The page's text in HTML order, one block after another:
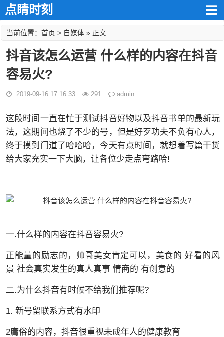
点睛时刻
当前位置： 首页 > 自媒体 » 正文
抖音该怎么运营 什么样的内容在抖音
容易火?
2019-09-16 17:16:33 291 admin
这段时间一直在忙于测试抖音好物以及抖音书单的最新玩
法，这期间也烧了不少的号，但是好歹功夫不负有心人，
终于摸到门道了哈哈哈，今天有点时间，就想着写篇干货
给大家充实一下大脑，让各位少走点弯路哈!
一.什么样的内容在抖音容易火?
正能量的励志的，帅哥美女肯定可以，美食的 好看的风
景 社会真实发生的真人真事 情商的 有创意的
二.为什么抖音有时候不给我们推荐呢?
1. 新号留联系方式有水印
2庸俗的内容，抖音很重视未成年人的健康教育